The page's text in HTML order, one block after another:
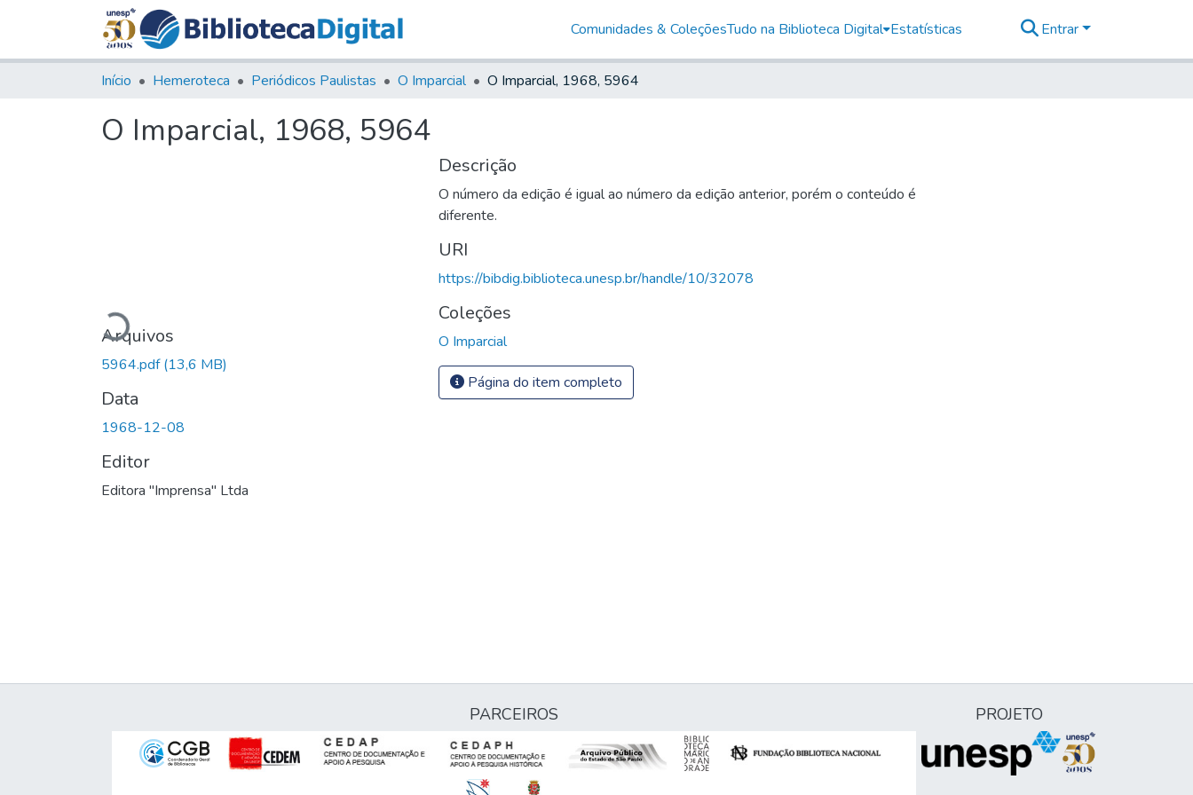
Comunidades & ColeçõesTudo na Biblioteca Digital Estatísticas Entrar
Início Hemeroteca Periódicos Paulistas O Imparcial O Imparcial, 1968, 5964
O Imparcial, 1968, 5964
Carregando...
Arquivos
5964.pdf(13,6 MB)
Data
1968-12-08
Editor
Editora "Imprensa" Ltda
Descrição
O número da edição é igual ao número da edição anterior, porém o conteúdo é
diferente.
URI
https://bibdig.biblioteca.unesp.br/handle/10/32078
Coleções
O Imparcial
Página do item completo
PARCEIROS PROJETO